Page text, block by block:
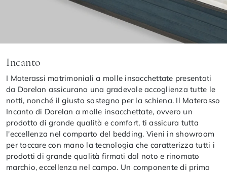
Incanto
I Materassi matrimoniali a molle insacchettate presentati
da Dorelan assicurano una gradevole accoglienza tutte le
notti, nonché il giusto sostegno per la schiena. Il Materasso
Incanto di Dorelan a molle insacchettate, ovvero un
prodotto di grande qualità e comfort, ti assicura tutta
l'eccellenza nel comparto del bedding. Vieni in showroom
per toccare con mano la tecnologia che caratterizza tutti i
prodotti di grande qualità firmati dal noto e rinomato
marchio, eccellenza nel campo. Un componente di primo